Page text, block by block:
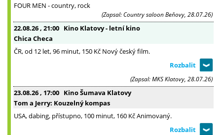
FOUR MEN - country, rock
(Zapsal: Country saloon Beňovy, 28.07.26)
22.08.26 , 21:00 Kino Klatovy - letní kino
Chica Checa
ČR, od 12 let, 96 minut, 150 Kč Nový český film.
(Zapsal: MKS Klatovy, 28.07.26)
23.08.26 , 17:00 Kino Šumava Klatovy
Tom a Jerry: Kouzelný kompas
USA, dabing, přístupno, 100 minut, 160 Kč Animovaný.